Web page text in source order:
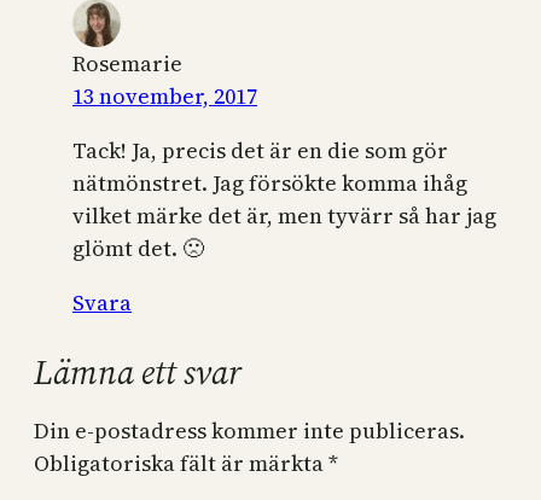
Rosemarie
13 november, 2017
Tack! Ja, precis det är en die som gör
nätmönstret. Jag försökte komma ihåg
vilket märke det är, men tyvärr så har jag
glömt det. 🙁
Svara
Lämna ett svar
Din e-postadress kommer inte publiceras.
Obligatoriska fält är märkta*